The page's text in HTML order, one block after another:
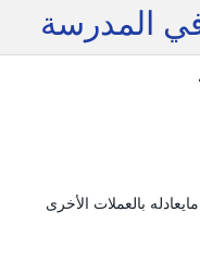
المدرسة
بالعملات الأخرى